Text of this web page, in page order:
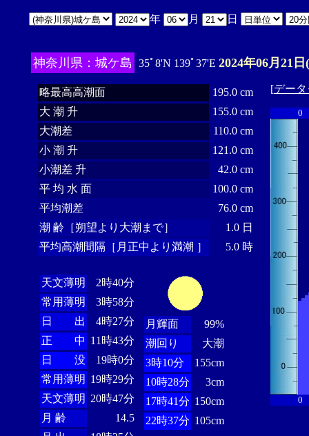
年 月 日
神奈川県：城ケ島 35ﾟ8'N 139ﾟ37'E 2024年06月21
略最高高潮面
195.0 cm
大 潮 升
155.0 cm
大潮差
110.0 cm
小 潮 升
121.0 cm
小潮差 升
42.0 cm
平 均 水 面
100.0 cm
平均潮差
76.0 cm
潮 齢［朔望より大潮まで］
1.0 日
平均高潮間隔［月正中より満潮 ］
5.0 時
天文薄明
2時40分
常用薄明
3時58分
日 出
4時27分
正 中 11時43分
日 没
19時0分
常用薄明 19時29分
天文薄明 20時47分
月 齢
14.5
月輝面
99%
潮回り
大潮
3時10分
155cm
10時28分
3cm
17時41分 150cm
22時37分 105cm
[デー
0
0